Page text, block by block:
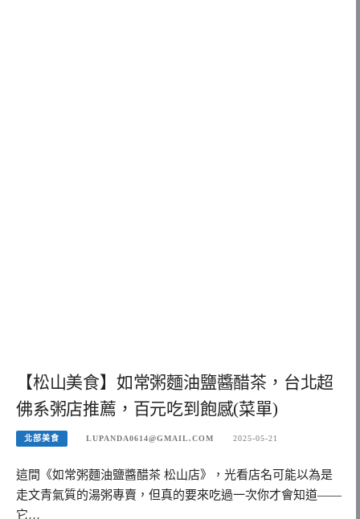
【松山美食】如常粥麵油鹽醬醋茶，台北超
佛系粥店推薦，百元吃到飽感(菜單)
北部美食 LUPANDA0614@GMAIL.COM 2025-05-21
這間《如常粥麵油鹽醬醋茶 松山店》，光看店名可能以為是
走文青氣質的湯粥專賣，但真的要來吃過一次你才會知道——
它…